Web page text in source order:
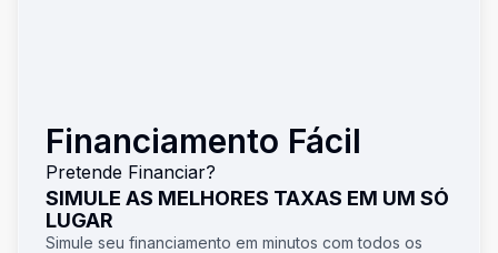
Financiamento Fácil
Pretende Financiar?
SIMULE AS MELHORES TAXAS EM UM SÓ
LUGAR
Simule seu financiamento em minutos com todos os